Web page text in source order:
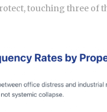
touching three of
that loan open a little
in a subtle way: an open
on-time payments, while
evidence that you pay